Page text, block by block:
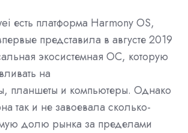
есть платформа Harmony OS,
представила в августе 2019
экосистемная ОС, которую
на
планшеты и компьютеры. Однако
так и не завоевала сколько-
долю рынка за пределами